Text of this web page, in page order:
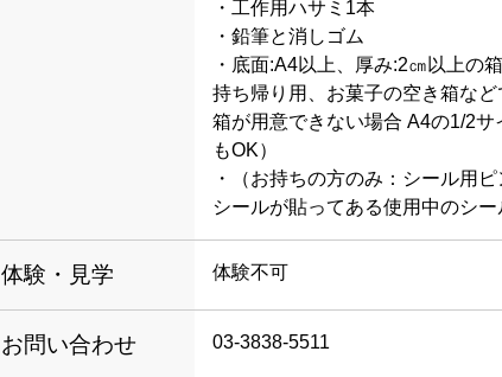
・工作用ハサミ1本
・鉛筆と消しゴム
・底面:A4以上、厚み:2㎝以上の
持ち帰り用、お菓子の空き箱な
箱が用意できない場合 A4の1/2サ
もOK）
・（お持ちの方のみ：シール用ピ
シールが貼ってある使用中のシー
体験・見学 体験不可
お問い合わせ 03-3838-5511